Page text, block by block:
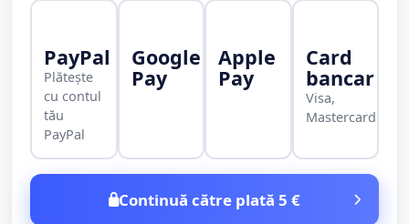
PayPal
Plătește
cu contul
tău
PayPal
Google
Pay
Apple
Pay
Card
bancar
Visa,
Mastercard
Continuă către plată 5 €